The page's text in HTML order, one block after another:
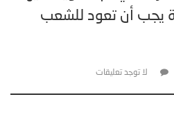
يجب أن تعود للشعب
لا توجد تعليقات